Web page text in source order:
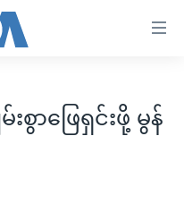
းစွာဖြေရှင်းဖို့ မွန်